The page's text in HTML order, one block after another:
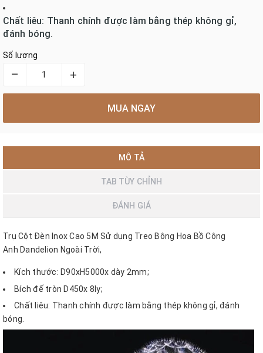
Chất liêu: Thanh chính được làm bằng thép không gỉ,
đánh bóng.
Số lượng
– +
MUA NGAY
MÔ TẢ
TAB TÙY CHỈNH
ĐÁNH GIÁ
Trụ Cột Đèn Inox Cao 5M Sử dụng Treo Bông Hoa Bồ Công
Anh Dandelion Ngoài Trời,
Kích thước: D90xH5000x dày 2mm;
Bích đế tròn D450x 8ly;
Chất liêu: Thanh chính được làm bằng thép không gỉ, đánh
bóng.